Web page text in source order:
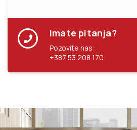
Imate pitanja?
Pozovite nas:
+387 53 208 170